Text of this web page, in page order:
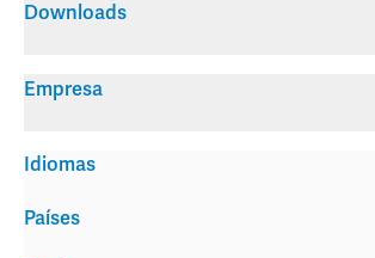
Downloads
Empresa
Idiomas
Países